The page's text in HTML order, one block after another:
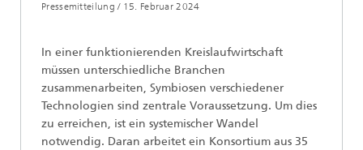
Pressemitteilung / 15. Februar 2024
In einer funktionierenden Kreislaufwirtschaft
müssen unterschiedliche Branchen
zusammenarbeiten, Symbiosen verschiedener
Technologien sind zentrale Voraussetzung. Um dies
zu erreichen, ist ein systemischer Wandel
notwendig. Daran arbeitet ein Konsortium aus 35